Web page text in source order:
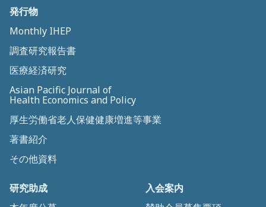
発行物
Monthly IHEP
調査研究報告書
医療経済研究
Asian Pacific Journal of
Health Economics and Policy
厚生労働省老人保健健康増進等事業
著書紹介
その他資料
研究助成
入会案内